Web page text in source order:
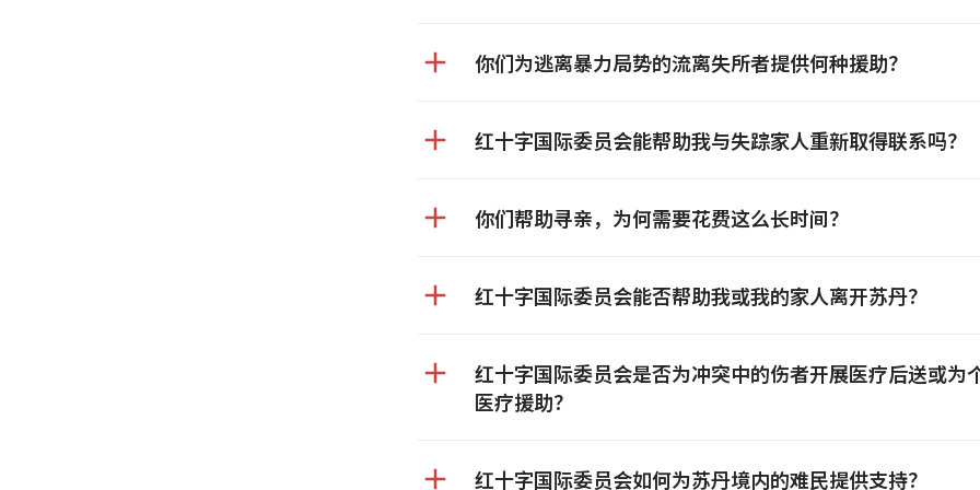
你们为逃离暴力局势的流离失所者提供何种援助？
红十字国际委员会能帮助我与失踪家人重新取得联系吗？
你们帮助寻亲，为何需要花费这么长时间？
红十字国际委员会能否帮助我或我的家人离开苏丹？
红十字国际委员会是否为冲突中的伤者开展医疗后送或为
医疗援助？
红十字国际委员会如何为苏丹境内的难民提供支持？